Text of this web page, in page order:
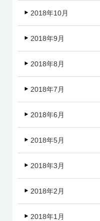
2018年10月
2018年9月
2018年8月
2018年7月
2018年6月
2018年5月
2018年3月
2018年2月
2018年1月